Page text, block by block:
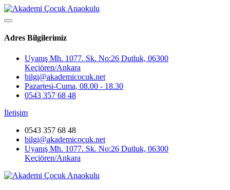
Adres Bilgilerimiz
Uyanış Mh. 1077. Sk. No:26 Dutluk, 06300
Keçiören/Ankara
bilgi@akademicocuk.net
Pazartesi-Cuma, 08.00 - 18.30
0543 357 68 48
İletişim
0543 357 68 48
bilgi@akademicocuk.net
Uyanış Mh. 1077. Sk. No:26 Dutluk, 06300
Keçiören/Ankara